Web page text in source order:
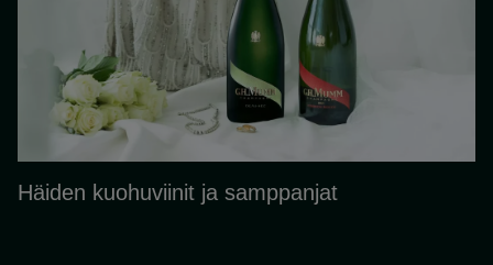
Häiden kuohuviinit ja samppanjat